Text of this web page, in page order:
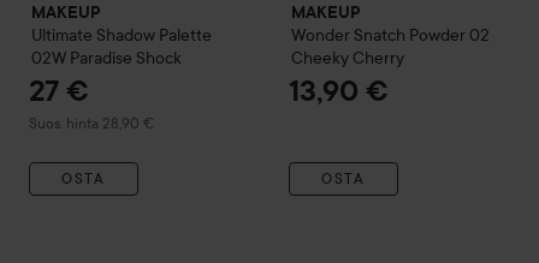
MAKEUP
Ultimate Shadow Palette
02W Paradise Shock
27 €
Suos. hinta 28,90 €
Suositeltu hinta 28,90 €
OSTA
MAKEUP
Wonder Snatch Powder 02
Cheeky Cherry
13,90 €
OSTA